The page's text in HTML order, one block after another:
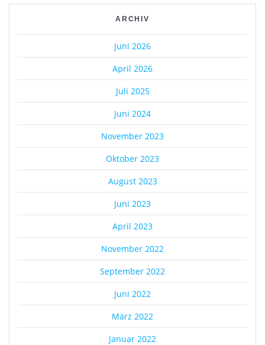
ARCHIV
Juni 2026
April 2026
Juli 2025
Juni 2024
November 2023
Oktober 2023
August 2023
Juni 2023
April 2023
November 2022
September 2022
Juni 2022
März 2022
Januar 2022